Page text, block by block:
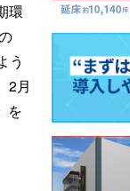
環
う
2月
を